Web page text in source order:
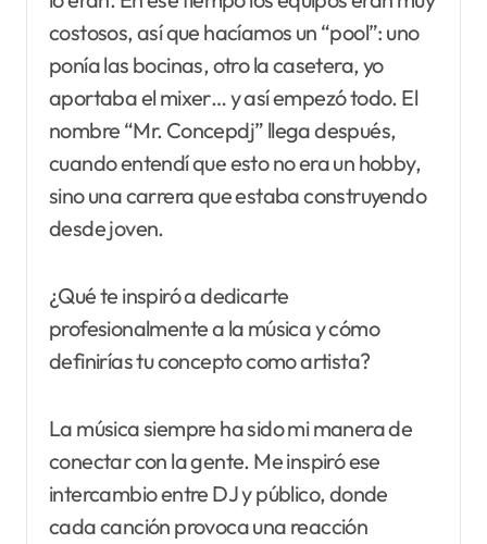
costosos, así que hacíamos un “pool”: uno
ponía las bocinas, otro la casetera, yo
aportaba el mixer… y así empezó todo. El
nombre “Mr. Concepdj” llega después,
cuando entendí que esto no era un hobby,
sino una carrera que estaba construyendo
desde joven.
¿Qué te inspiró a dedicarte
profesionalmente a la música y cómo
definirías tu concepto como artista?
La música siempre ha sido mi manera de
conectar con la gente. Me inspiró ese
intercambio entre DJ y público, donde
cada canción provoca una reacción